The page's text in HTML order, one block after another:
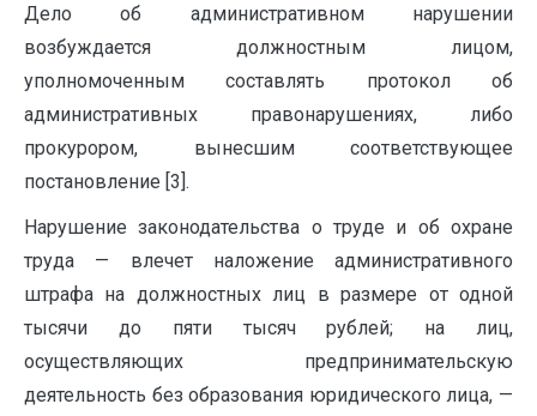
Дело об административном нарушении
возбуждается должностным лицом,
уполномоченным составлять протокол об
административных правонарушениях, либо
прокурором, вынесшим соответствующее
постановление [3].
Нарушение законодательства о труде и об охране
труда — влечет наложение административного
штрафа на должностных лиц в размере от одной
тысячи до пяти тысяч рублей; на лиц,
осуществляющих предпринимательскую
деятельность без образования юридического лица, —